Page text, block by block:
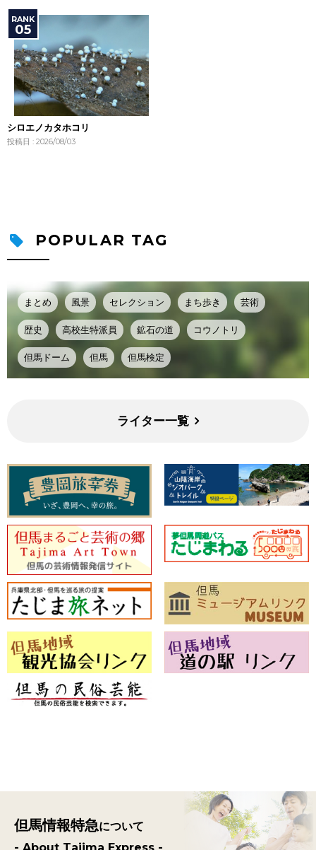
シロエノカタホコリ
投稿日 : 2026/08/03
POPULAR TAG
まとめ 風景 セレクション まち歩き 芸術
歴史 高校生特派員 鉱石の道 コウノトリ
但馬ドーム 但馬 但馬検定
ライター一覧
但馬情報特急について